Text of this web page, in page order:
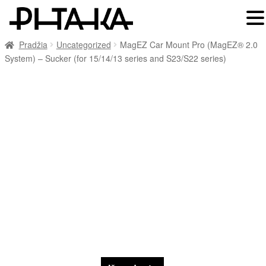
Pradžia Uncategorized
MagEZ Car Mount Pro (MagEZ® 2.0
System) – Sucker (for 15/14/13 series and S23/S22 series)